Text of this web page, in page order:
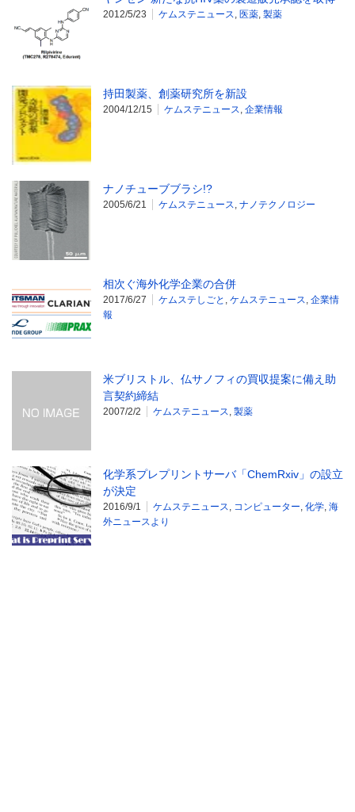
2012/5/23 ケムステニュース, 医薬, 製薬
持田製薬、創薬研究所を新設
2004/12/15 ケムステニュース, 企業情報
ナノチューブブラシ!?
2005/6/21 ケムステニュース, ナノテクノロジー
相次ぐ海外化学企業の合併
2017/6/27 ケムステしごと , ケムステニュース, 企業情
報
米ブリストル、仏サノフィの買収提案に備え助
言契約締結
2007/2/2 ケムステニュース, 製薬
化学系プレプリントサーバ「ChemRxiv」の設立
が決定
2016/9/1 ケムステニュース, コンピューター, 化学, 海
外ニュースより